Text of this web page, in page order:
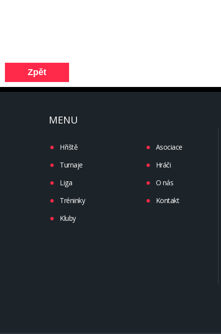
MENU
Hřiště
Turnaje
Liga
Tréninky
Kluby
Asociace
Hráči
O nás
Kontakt